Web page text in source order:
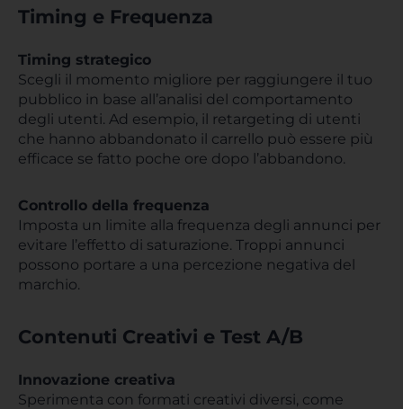
Timing e Frequenza
Timing strategico
Scegli il momento migliore per raggiungere il tuo
pubblico in base all’analisi del comportamento
degli utenti. Ad esempio, il retargeting di utenti
che hanno abbandonato il carrello può essere più
efficace se fatto poche ore dopo l’abbandono.
Controllo della frequenza
Imposta un limite alla frequenza degli annunci per
evitare l’effetto di saturazione. Troppi annunci
possono portare a una percezione negativa del
marchio.
Contenuti Creativi e Test A/B
Innovazione creativa
Sperimenta con formati creativi diversi, come